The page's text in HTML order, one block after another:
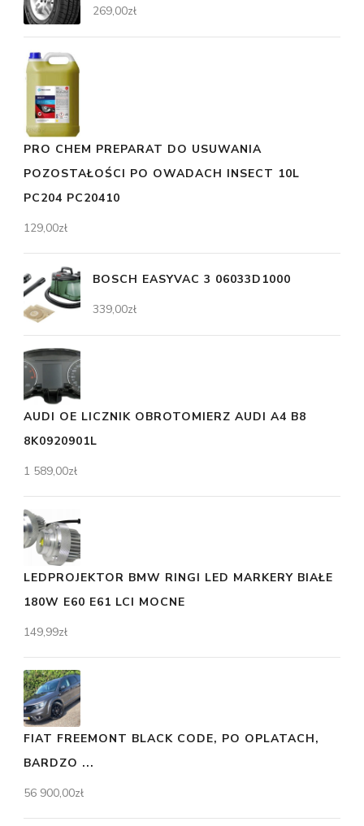
269,00zł
PRO CHEM PREPARAT DO USUWANIA
POZOSTAŁOŚCI PO OWADACH INSECT 10L
PC204 PC20410
129,00zł
BOSCH EASYVAC 3 06033D1000
339,00zł
AUDI OE LICZNIK OBROTOMIERZ AUDI A4 B8
8K0920901L
1 589,00zł
LEDPROJEKTOR BMW RINGI LED MARKERY BIAŁE
180W E60 E61 LCI MOCNE
149,99zł
FIAT FREEMONT BLACK CODE, PO OPLATACH,
BARDZO ...
56 900,00zł